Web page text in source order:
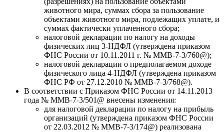
животного мира, суммах сбора за пользование
объектами животного мира, подлежащих уплате, и
суммах фактически уплаченного сбора;
налоговой декларации по налогу на доходы
физических лиц 3-НДФЛ (утверждена приказом
ФНС России от 10.11.2011 г. № ММВ-7-3/760@);
налоговой декларации о предполагаемом доходе
физического лица 4-НДФЛ (утверждена приказом
ФНС РФ от 27.12.2010 № ММВ-7-3/768@).
В соответствии с Приказом ФНС России от 14.11.2013
года № ММВ-7-3/501@ внесены изменения:
для налоговой декларации по налогу на прибыль
организаций (утверждена приказом ФНС России
от 22.03.2012 № ММВ-7-3/174@) реализована